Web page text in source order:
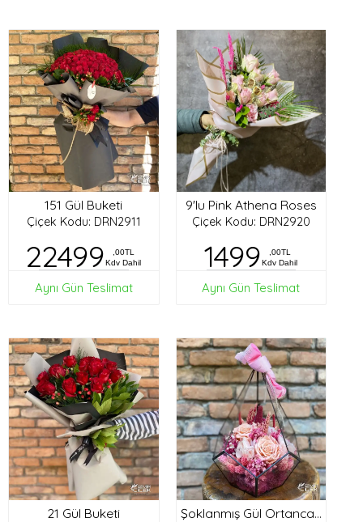
151 Gül Buketi
Çiçek Kodu: DRN2911
22499
,00TL
Kdv Dahil
Aynı Gün Teslimat
9'lu Pink Athena Roses
Çiçek Kodu: DRN2920
1499
,00TL
Kdv Dahil
Aynı Gün Teslimat
21 Gül Buketi
Şoklanmış Gül Ortanca Tasarım